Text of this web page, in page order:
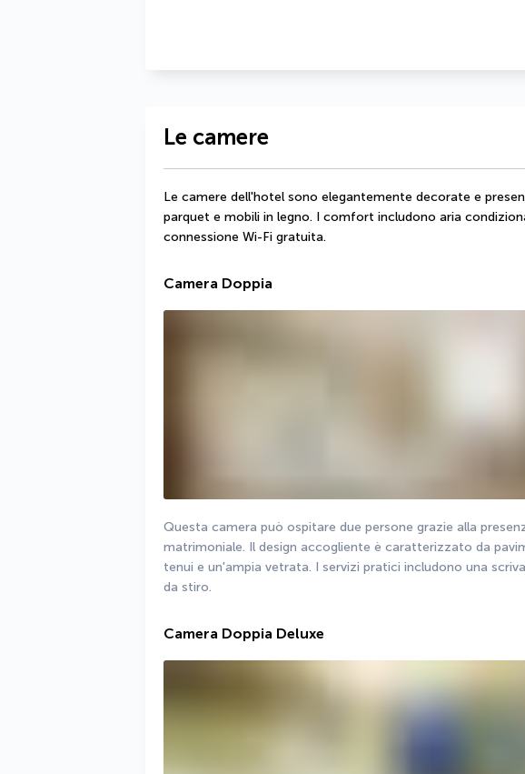
Le camere
Le camere dell'hotel sono elegantemente decorate e
parquet e mobili in legno. I comfort includono aria
connessione Wi-Fi gratuita.
Camera Doppia
Questa camera può ospitare due persone grazie alla
matrimoniale. Il design accogliente è caratterizzato da
tenui e un'ampia vetrata. I servizi pratici includono una
da stiro.
Camera Doppia Deluxe